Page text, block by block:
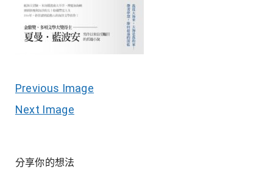
Previous Image
Next Image
分享你的想法